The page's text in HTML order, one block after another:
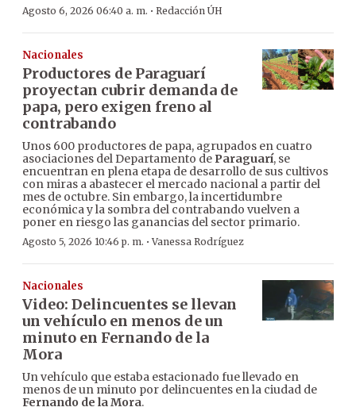
Agosto 6, 2026 06:40 a. m. · Redacción ÚH
Nacionales
Productores de Paraguarí
proyectan cubrir demanda de
papa, pero exigen freno al
contrabando
Unos 600 productores de papa, agrupados en cuatro
asociaciones del Departamento de Paraguarí, se
encuentran en plena etapa de desarrollo de sus cultivos
con miras a abastecer el mercado nacional a partir del
mes de octubre. Sin embargo, la incertidumbre
económica y la sombra del contrabando vuelven a
poner en riesgo las ganancias del sector primario.
Agosto 5, 2026 10:46 p. m. ·Vanessa Rodríguez
Nacionales
Video: Delincuentes se llevan
un vehículo en menos de un
minuto en Fernando de la
Mora
Un vehículo que estaba estacionado fue llevado en
menos de un minuto por delincuentes en la ciudad de
Fernando de la Mora.